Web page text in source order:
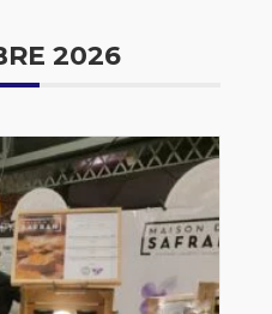
2026